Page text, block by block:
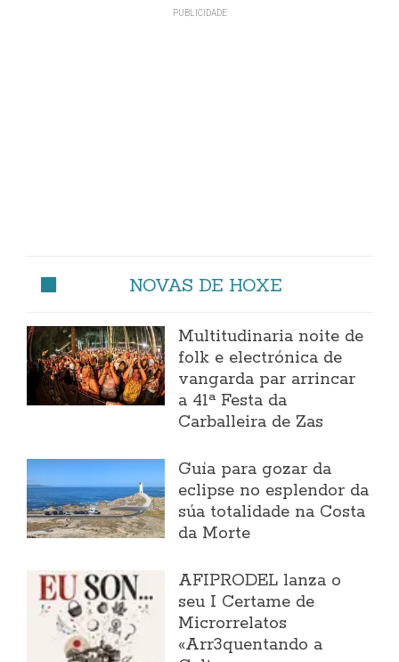
NOVAS DE HOXE
Multitudinaria noite de
folk e electrónica de
vangarda par arrincar
a 41ª Festa da
Carballeira de Zas
Guía para gozar da
eclipse no esplendor da
súa totalidade na Costa
da Morte
AFIPRODEL lanza o
seu I Certame de
Microrrelatos
«Arr3quentando a